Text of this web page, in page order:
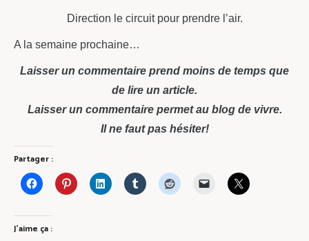
Direction le circuit pour prendre l’air.
A la semaine prochaine…
Laisser un commentaire prend moins de temps que
de lire un article.
Laisser un commentaire permet au blog de vivre.
Il ne faut pas hésiter!
Partager :
J’aime ça :